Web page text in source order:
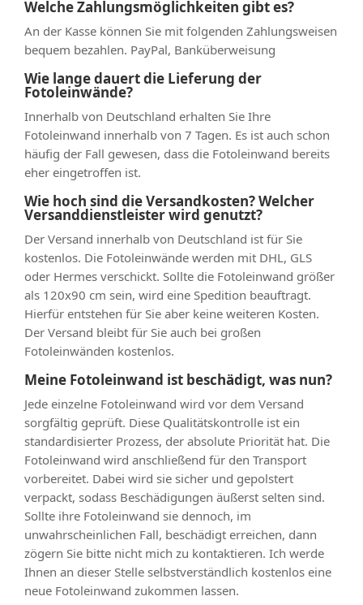
Welche Zahlungsmöglichkeiten gibt es?
An der Kasse können Sie mit folgenden Zahlungsweisen
bequem bezahlen. PayPal, Banküberweisung
Wie lange dauert die Lieferung der
Fotoleinwände?
Innerhalb von Deutschland erhalten Sie Ihre
Fotoleinwand innerhalb von 7 Tagen. Es ist auch schon
häufig der Fall gewesen, dass die Fotoleinwand bereits
eher eingetroffen ist.
Wie hoch sind die Versandkosten? Welcher
Versanddienstleister wird genutzt?
Der Versand innerhalb von Deutschland ist für Sie
kostenlos. Die Fotoleinwände werden mit DHL, GLS
oder Hermes verschickt. Sollte die Fotoleinwand größer
als 120x90 cm sein, wird eine Spedition beauftragt.
Hierfür entstehen für Sie aber keine weiteren Kosten.
Der Versand bleibt für Sie auch bei großen
Fotoleinwänden kostenlos.
Meine Fotoleinwand ist beschädigt, was nun?
Jede einzelne Fotoleinwand wird vor dem Versand
sorgfältig geprüft. Diese Qualitätskontrolle ist ein
standardisierter Prozess, der absolute Priorität hat. Die
Fotoleinwand wird anschließend für den Transport
vorbereitet. Dabei wird sie sicher und gepolstert
verpackt, sodass Beschädigungen äußerst selten sind.
Sollte ihre Fotoleinwand sie dennoch, im
unwahrscheinlichen Fall, beschädigt erreichen, dann
zögern Sie bitte nicht mich zu kontaktieren. Ich werde
Ihnen an dieser Stelle selbstverständlich kostenlos eine
neue Fotoleinwand zukommen lassen.